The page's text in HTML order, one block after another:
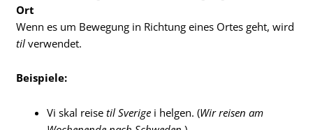
Ort
Wenn es um Bewegung in Richtung eines Ortes geht, wird
til verwendet.
Beispiele:
Vi skal reisetil Sverige i helgen. (Wir reisen am